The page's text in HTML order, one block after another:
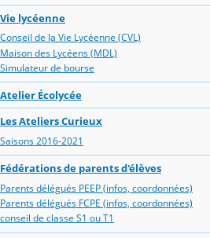
Vie lycéenne
Conseil de la Vie Lycéenne (CVL)
Maison des Lycéens (MDL)
Simulateur de bourse
Atelier Écolycée
Les Ateliers Curieux
Saisons 2016-2021
Fédérations de parents d'élèves
Parents délégués PEEP (infos, coordonnées)
Parents délégués FCPE (infos, coordonnées)
conseil de classe S1 ou T1